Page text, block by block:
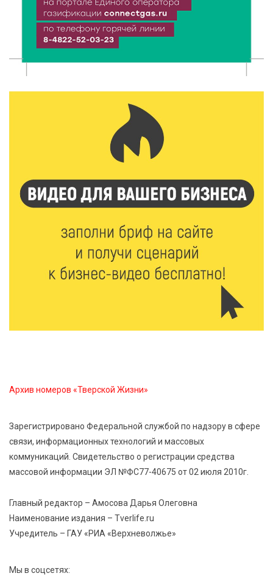
6 Авг 2026 16:41 510
В Твери пройдёт дополнительный день приёма в
Исследование: ежемесячная смена категорий
кешбэка создает волны спроса
472
Виталий Королев наградил строителей и
анонсировал новые проекты
Голубев проверил школы и детсады Зубцова к 1
сентября
От Твери до Москвы: выставка художника
Владимира Васильева о героях СВО проходит в РГБ
Архив номеров «Тверской Жизни»
Зарегистрировано Федеральной службой по надзору в сфере
связи, информационных технологий и массовых
коммуникаций. Свидетельство о регистрации средства
массовой информации ЭЛ №ФС77-40675 от 02 июля 2010г.
Главный редактор – Амосова Дарья Олеговна
Наименование издания – Tverlife.ru
Учредитель – ГАУ «РИА «Верхневолжье»
Мы в соцсетях: